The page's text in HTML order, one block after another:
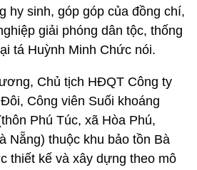
hy sinh, góp góp của đồng chí,
giải phóng dân tộc, thống
tá Huỳnh Minh Chức nói.
Chủ tịch HĐQT Công ty
Công viên Suối khoáng
Phú Túc, xã Hòa Phú,
Nẵng) thuộc khu bảo tồn Bà
thiết kế và xây dựng theo mô